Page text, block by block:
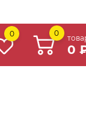
0 0
0